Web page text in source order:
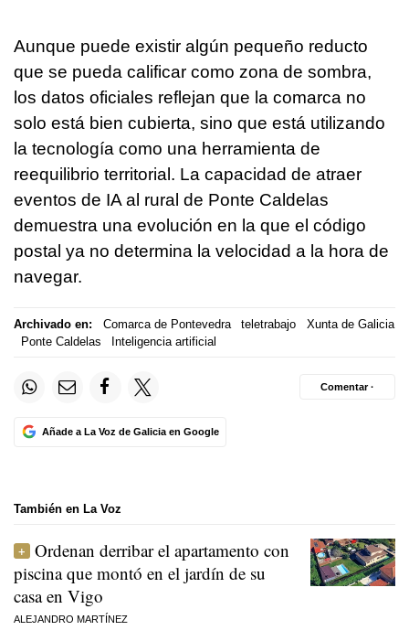
Aunque puede existir algún pequeño reducto
que se pueda calificar como zona de sombra,
los datos oficiales reflejan que la comarca no
solo está bien cubierta, sino que está utilizando
la tecnología como una herramienta de
reequilibrio territorial. La capacidad de atraer
eventos de IA al rural de Ponte Caldelas
demuestra una evolución en la que el código
postal ya no determina la velocidad a la hora de
navegar.
Archivado en: Comarca de Pontevedra teletrabajo
Xunta de Galicia
Ponte Caldelas
Inteligencia artificial
Añade a La Voz de Galicia en Google
Comentar ·
También en La Voz
Ordenan derribar el apartamento con
piscina que montó en el jardín de su
casa en Vigo
ALEJANDRO MARTÍNEZ